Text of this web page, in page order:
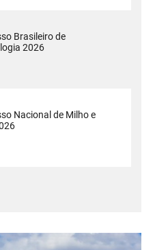
Brasileiro de
2026
Nacional de Milho e